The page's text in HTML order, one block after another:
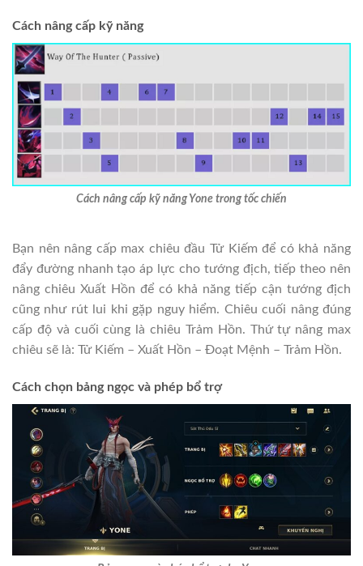
Cách nâng cấp kỹ năng
Cách nâng cấp kỹ năng Yone trong tốc chiến
Bạn nên nâng cấp max chiêu đầu Tử Kiếm để có khả năng
đẩy đường nhanh tạo áp lực cho tướng địch, tiếp theo nên
nâng chiêu Xuất Hồn để có khả năng tiếp cận tướng địch
cũng như rút lui khi gặp nguy hiểm. Chiêu cuối nâng đúng
cấp độ và cuối cùng là chiêu Trảm Hồn. Thứ tự nâng max
chiêu sẽ là: Tử Kiếm – Xuất Hồn – Đoạt Mệnh – Trảm Hồn.
Cách chọn bảng ngọc và phép bổ trợ